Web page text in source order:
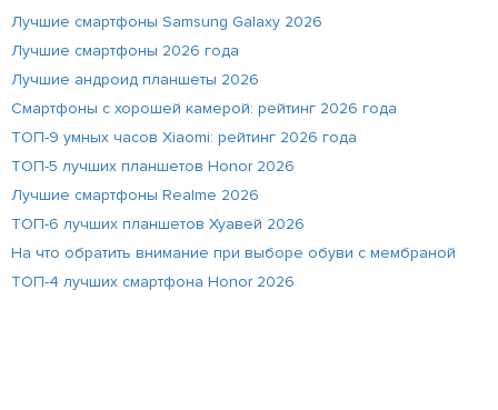
Лучшие смартфоны Samsung Galaxy 2026
Лучшие смартфоны 2026 года
Лучшие андроид планшеты 2026
Смартфоны с хорошей камерой: рейтинг 2026 года
ТОП-9 умных часов Xiaomi: рейтинг 2026 года
ТОП-5 лучших планшетов Honor 2026
Лучшие смартфоны Realme 2026
ТОП-6 лучших планшетов Хуавей 2026
На что обратить внимание при выборе обуви с мембраной
ТОП-4 лучших смартфона Honor 2026